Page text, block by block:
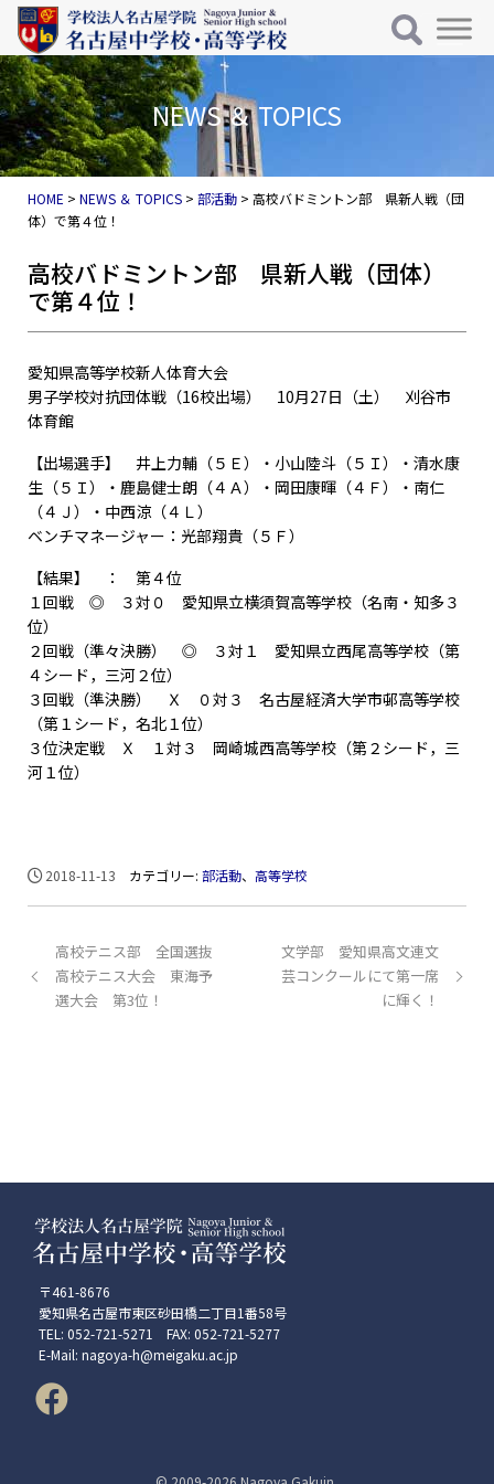
コンテンツへスキップ
メインナビゲーション
NEWS ＆ TOPICS
HOME >NEWS ＆ TOPICS >部活動 >高校バドミントン部 県新人戦（団
体）で第４位！
高校バドミントン部 県新人戦（団体）
で第４位！
愛知県高等学校新人体育大会
男子学校対抗団体戦（16校出場） 10月27日（土） 刈谷市
体育館
【出場選手】 井上力輔（５Ｅ）・小山陸斗（５Ｉ）・清水康
生（５Ｉ）・鹿島健士朗（４Ａ）・岡田康暉（４Ｆ）・南仁
（４Ｊ）・中西涼（４Ｌ）
ベンチマネージャー：光部翔貴（５Ｆ）
【結果】 ： 第４位
１回戦 ◎ ３対０ 愛知県立横須賀高等学校（名南・知多３
位）
２回戦（準々決勝） ◎ ３対１ 愛知県立西尾高等学校（第
４シード，三河２位）
３回戦（準決勝） Ｘ ０対３ 名古屋経済大学市邨高等学校
（第１シード，名北１位）
３位決定戦 Ｘ １対３ 岡崎城西高等学校（第２シード，三
河１位）
2018-11-13 カテゴリー:部活動、高等学校
高校テニス部 全国選抜
高校テニス大会 東海予
選大会 第3位！
文学部 愛知県高文連文
芸コンクールにて第一席
に輝く！
〒461-8676
愛知県名古屋市東区砂田橋二丁目1番58号
TEL: 052-721-5271 FAX: 052-721-5277
E-Mail: nagoya-h@meigaku.ac.jp